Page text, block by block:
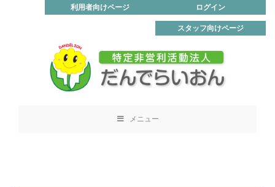
ログイン
利用者向けページ
スタッフ向けページ
メニュー